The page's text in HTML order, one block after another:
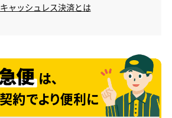
キャッシュレス決済とは